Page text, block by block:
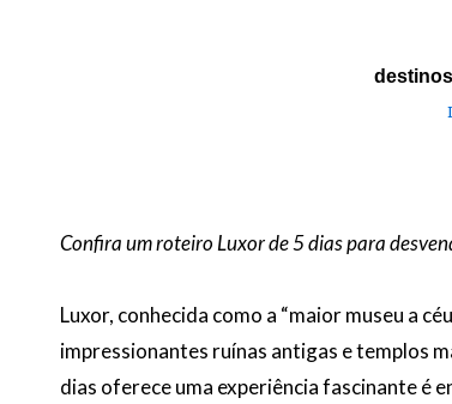
destinos
Confira um roteiro Luxor de 5 dias para
Luxor, conhecida como a “maior museu a
impressionantes ruínas antigas e templos
dias oferece uma experiência fascinante é